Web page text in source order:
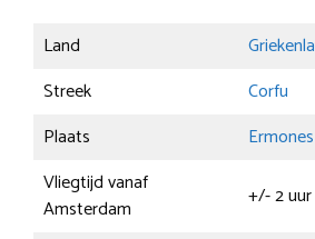
Land
Streek
Corfu
Plaats
Ermones
Vliegtijd vanaf
Amsterdam
+/- 2